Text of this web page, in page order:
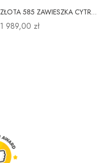
ZŁOTA 585 ZAWIESZKA CYTRYN DIAMENTY NA PREZENT
1 989,00 zł